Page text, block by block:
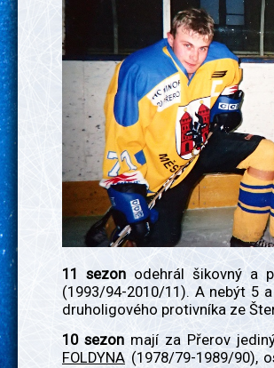
11 sezon odehrál šikovný a
(1993/94-2010/11). A nebýt 5
druholigového protivníka ze
10 sezonmají za Přerov
FOLDYNA (1978/79-1989/90),